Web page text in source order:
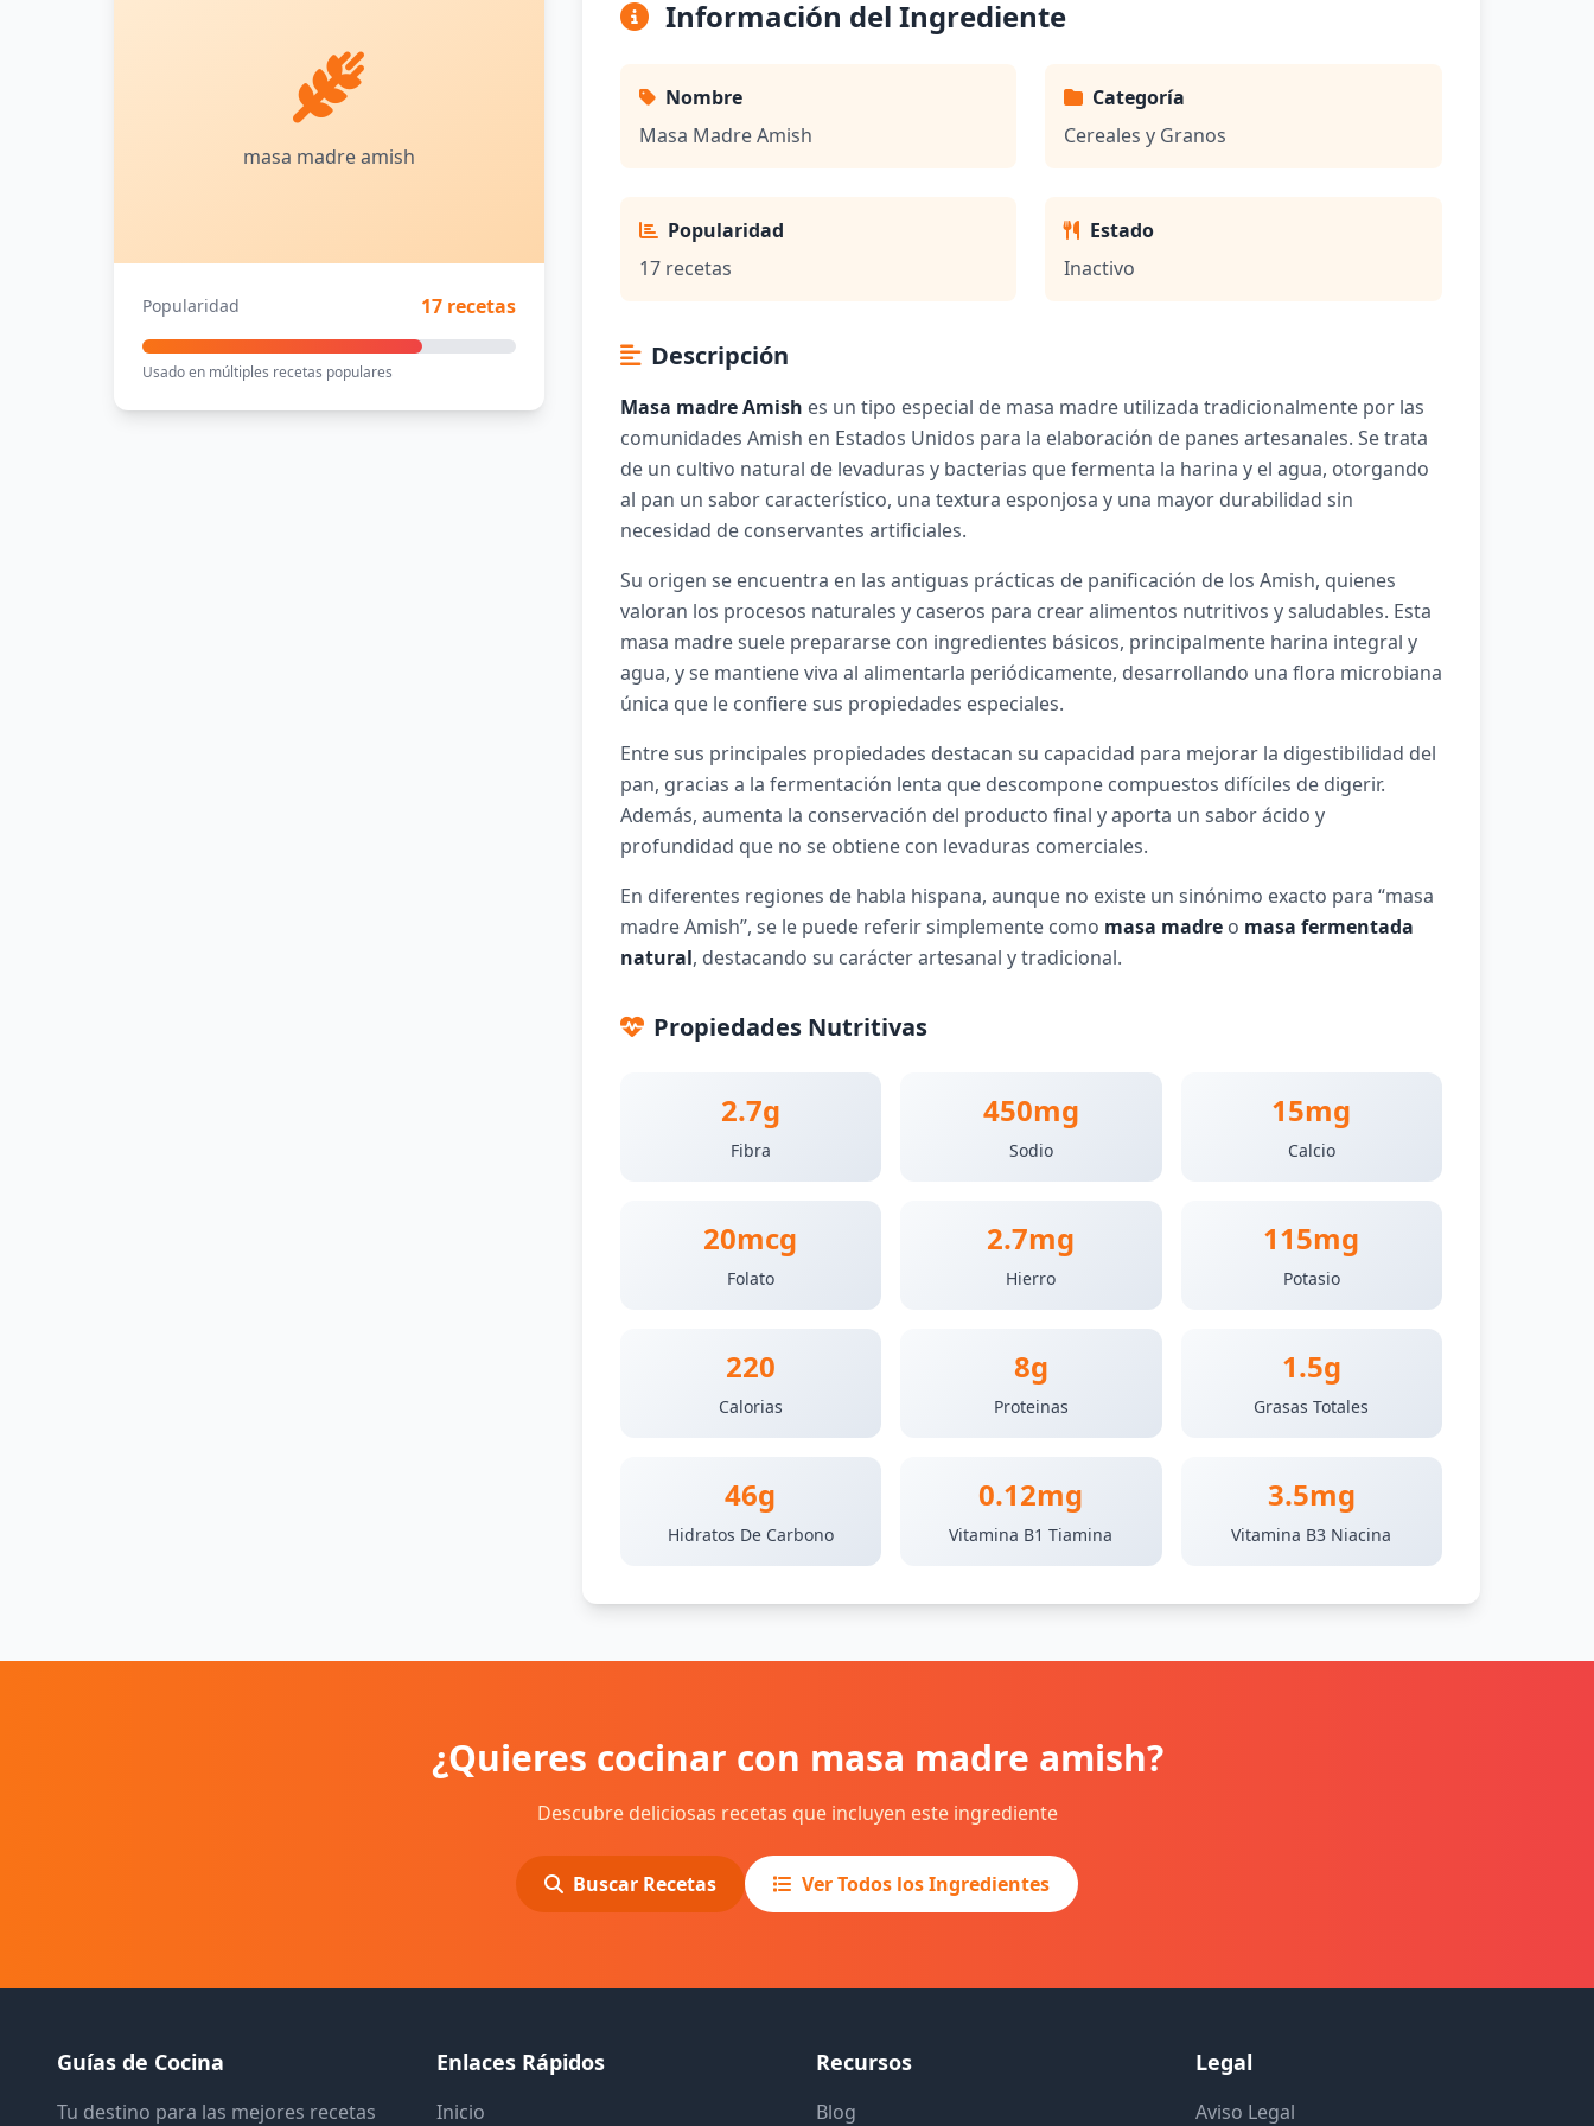
masa madre amish
Popularidad 17 recetas
Usado en múltiples recetas populares
Información del Ingrediente
Nombre
Masa Madre Amish
Categoría
Cereales y Granos
Popularidad
17 recetas
Estado
Inactivo
Descripción
Masa madre Amish es un tipo especial de masa madre utilizada tradicionalmente por las
comunidades Amish en Estados Unidos para la elaboración de panes artesanales. Se trata
de un cultivo natural de levaduras y bacterias que fermenta la harina y el agua, otorgando
al pan un sabor característico, una textura esponjosa y una mayor durabilidad sin
necesidad de conservantes artificiales.
Su origen se encuentra en las antiguas prácticas de panificación de los Amish, quienes
valoran los procesos naturales y caseros para crear alimentos nutritivos y saludables. Esta
masa madre suele prepararse con ingredientes básicos, principalmente harina integral y
agua, y se mantiene viva al alimentarla periódicamente, desarrollando una flora microbiana
única que le confiere sus propiedades especiales.
Entre sus principales propiedades destacan su capacidad para mejorar la digestibilidad del
pan, gracias a la fermentación lenta que descompone compuestos difíciles de digerir.
Además, aumenta la conservación del producto final y aporta un sabor ácido y
profundidad que no se obtiene con levaduras comerciales.
En diferentes regiones de habla hispana, aunque no existe un sinónimo exacto para “masa
madre Amish”, se le puede referir simplemente como masa madreo masa fermentada
natural, destacando su carácter artesanal y tradicional.
Propiedades Nutritivas
2.7g
Fibra
450mg
Sodio
15mg
Calcio
20mcg
Folato
2.7mg
Hierro
115mg
Potasio
220
Calorias
8g
Proteinas
1.5g
Grasas Totales
46g
Hidratos De Carbono
0.12mg
Vitamina B1 Tiamina
3.5mg
Vitamina B3 Niacina
¿Quieres cocinar con masa madre amish?
Descubre deliciosas recetas que incluyen este ingrediente
Buscar Recetas Ver Todos los Ingredientes
Guías de Cocina
Tu destino para las mejores recetas
Enlaces Rápidos
Inicio
Recursos
Blog
Legal
Aviso Legal